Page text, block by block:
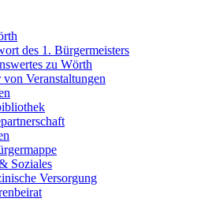
des 1. Bürgermeisters
zu Wörth
Veranstaltungen
Soziales
Versorgung